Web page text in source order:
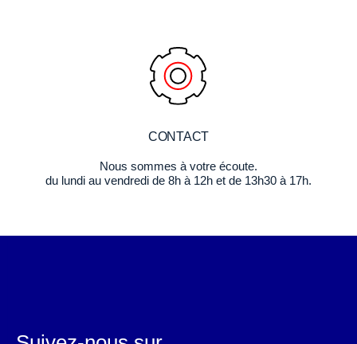
CONTACT
Nous sommes à votre écoute.
du lundi au vendredi de 8h à 12h et de 13h30 à 17h.